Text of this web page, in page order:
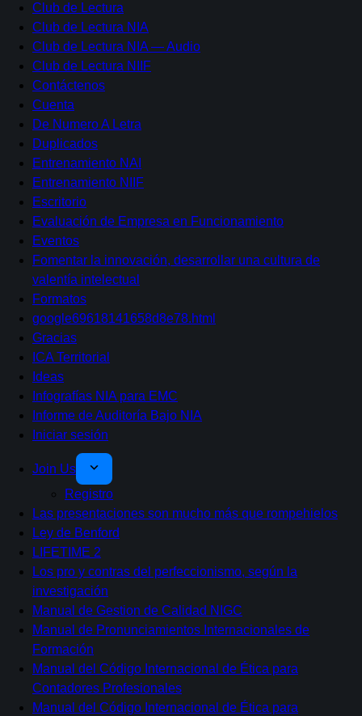
Club de Lectura
Club de Lectura NIA
Club de Lectura NIA — Audio
Club de Lectura NIIF
Contáctenos
Cuenta
De Numero A Letra
Duplicados
Entrenamiento NAI
Entrenamiento NIIF
Escritorio
Evaluación de Empresa en Funcionamiento
Eventos
Fomentar la innovación, desarrollar una cultura de
valentía intelectual
Formatos
google69618141658d8e78.html
Gracias
ICA Territorial
Ideas
Infografías NIA para EMC
Informe de Auditoría Bajo NIA
Iniciar sesión
Join Us
Registro
Las presentaciones son mucho más que rompehielos
Ley de Benford
LIFETIME 2
Los pro y contras del perfeccionismo, según la
investigación
Manual de Gestion de Calidad NIGC
Manual de Pronunciamientos Internacionales de
Formación
Manual del Código Internacional de Ética para
Contadores Profesionales
Manual del Código Internacional de Ética para